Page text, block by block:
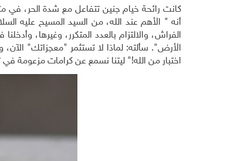
أنه " الأهم عند الله، من السيد المسيح عليه
الفراش، والالتزام بالعدد المتكرر، وغيرها،
الأرض". سألته: لماذا لا تستثمر "معجزاتك"
اختبار من الله!" ليتنا نسمع عن كرامات مزعومة في تحدي كوفيد 19، الذي يصول